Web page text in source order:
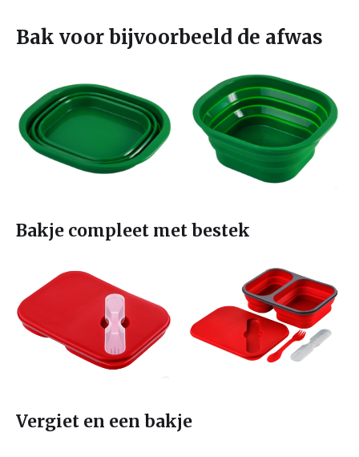
Bak voor bijvoorbeeld de afwas
Bakje compleet met bestek
Vergiet en een bakje